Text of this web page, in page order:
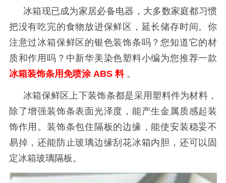
冰箱现已成为家居必备电器， 大多数家庭都习惯
把没有吃完的食物放进保鲜区，延长储存时间。你
注意过冰箱保鲜区的银色装饰条吗？您知道它的材
质和作用吗？中新华美染色塑料小编为您推荐一款
冰箱装饰条用免喷涂 ABS 料 。
冰箱保鲜区上下装饰条都是采用塑料件为材料，
除了增强装饰条表面光泽度，能产生金属质感起装
饰作用。装饰条包住隔板的边缘，能使安装稳妥不
易掉，还能防止玻璃边缘刮花冰箱内胆，还可以固
定冰箱玻璃隔板。